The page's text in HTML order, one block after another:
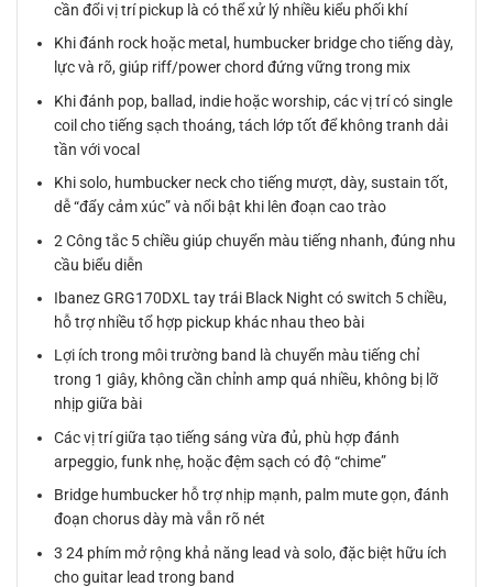
cần đổi vị trí pickup là có thể xử lý nhiều kiểu phối khí
Khi đánh rock hoặc metal, humbucker bridge cho tiếng dày,
lực và rõ, giúp riff/power chord đứng vững trong mix
Khi đánh pop, ballad, indie hoặc worship, các vị trí có single
coil cho tiếng sạch thoáng, tách lớp tốt để không tranh dải
tần với vocal
Khi solo, humbucker neck cho tiếng mượt, dày, sustain tốt,
dễ “đẩy cảm xúc” và nổi bật khi lên đoạn cao trào
2 Công tắc 5 chiều giúp chuyển màu tiếng nhanh, đúng nhu
cầu biểu diễn
Ibanez GRG170DXL tay trái Black Night có switch 5 chiều,
hỗ trợ nhiều tổ hợp pickup khác nhau theo bài
Lợi ích trong môi trường band là chuyển màu tiếng chỉ
trong 1 giây, không cần chỉnh amp quá nhiều, không bị lỡ
nhịp giữa bài
Các vị trí giữa tạo tiếng sáng vừa đủ, phù hợp đánh
arpeggio, funk nhẹ, hoặc đệm sạch có độ “chime”
Bridge humbucker hỗ trợ nhịp mạnh, palm mute gọn, đánh
đoạn chorus dày mà vẫn rõ nét
3 24 phím mở rộng khả năng lead và solo, đặc biệt hữu ích
cho guitar lead trong band